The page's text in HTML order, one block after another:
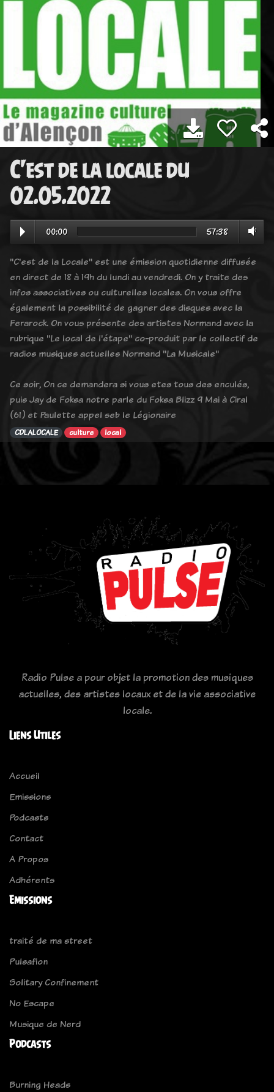
C'est de la locale du
02.05.2022
00:00 57:38
"C'est de la Locale" est une émission quotidienne diffusée
en direct de 18 à 19h du lundi au vendredi. On y traite des
infos associatives ou culturelles locales. On vous offre
également la possibilité de gagner des disques avec la
Ferarock. On vous présente des artistes Normand avec la
rubrique "Le local de l'étape" co-produit par le collectif de
radios musiques actuelles Normand "La Musicale"
Ce soir, On ce demandera si vous etes tous des enculés,
puis Jay de Foksa notre parle du Foksa Blizz 9 Mai à Ciral
(61) et Paulette appel seb le Légionaire
CDLALOCALE culture local
Radio Pulse a pour objet la promotion des musiques
actuelles, des artistes locaux et de la vie associative
locale.
Liens Utiles
Accueil
Emissions
Podcasts
Contact
A Propos
Adhérents
Emissions
traité de ma street
Pulsafion
Solitary Confinement
No Escape
Musique de Nerd
Podcasts
Burning Heads